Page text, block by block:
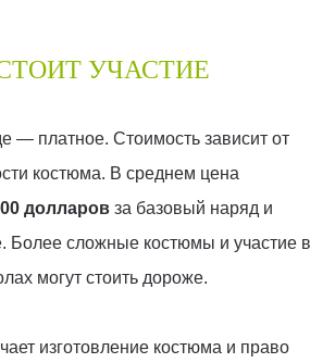
УЧАСТИЕ
— платное. Стоимость зависит от
костюма. В среднем цена
долларов за базовый наряд и
Более сложные костюмы и участие в
могут стоить дороже.
изготовление костюма и право